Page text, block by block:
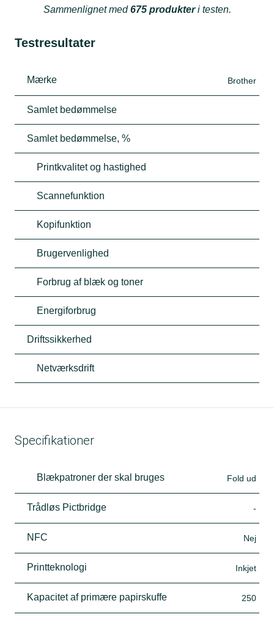
Sammenlignet med675 produkteri testen.
Testresultater
Mærke Brother
Samlet bedømmelse
Samlet bedømmelse, %
Printkvalitet og hastighed
Scannefunktion
Kopifunktion
Brugervenlighed
Forbrug af blæk og toner
Energiforbrug
Driftssikkerhed
Netværksdrift
Specifikationer
Blækpatroner der skal bruges Fold ud
Trådløs Pictbridge -
NFC Nej
Printteknologi Inkjet
Kapacitet af primære papirskuffe 250